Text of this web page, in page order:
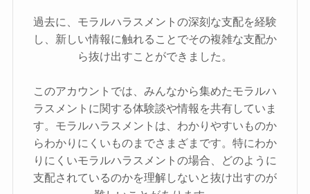
過去に、モラルハラスメントの深刻な支配を経験
し、新しい情報に触れることでその複雑な支配か
ら抜け出すことができました。
このアカウントでは、みんなから集めたモラルハ
ラスメントに関する体験談や情報を共有していま
す。モラルハラスメントは、わかりやすいものか
らわかりにくいものまでさまざまです。特にわか
りにくいモラルハラスメントの場合、どのように
支配されているのかを理解しないと抜け出すのが